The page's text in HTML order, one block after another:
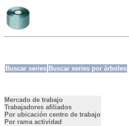
Buscar series Buscar series por árboles
Mercado de trabajo
Trabajadores afiliados
Por ubicación centro de trabajo
Por rama actividad